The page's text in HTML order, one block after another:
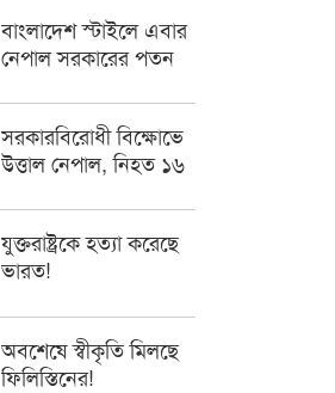
বাংলাদেশ স্টাইলে এবার
নেপাল সরকারের পতন
সরকারবিরোধী বিক্ষোভে
উত্তাল নেপাল, নিহত ১৬
যুক্তরাষ্ট্রকে হত্যা করেছে
ভারত!
অবশেষে স্বীকৃতি মিলছে
ফিলিস্তিনের!